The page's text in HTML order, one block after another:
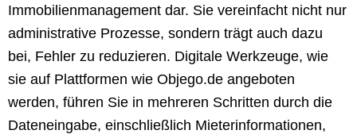
Immobilienmanagement dar. Sie vereinfacht nicht nur
administrative Prozesse, sondern trägt auch dazu
bei, Fehler zu reduzieren. Digitale Werkzeuge, wie
sie auf Plattformen wie Objego.de angeboten
werden, führen Sie in mehreren Schritten durch die
Dateneingabe, einschließlich Mieterinformationen,